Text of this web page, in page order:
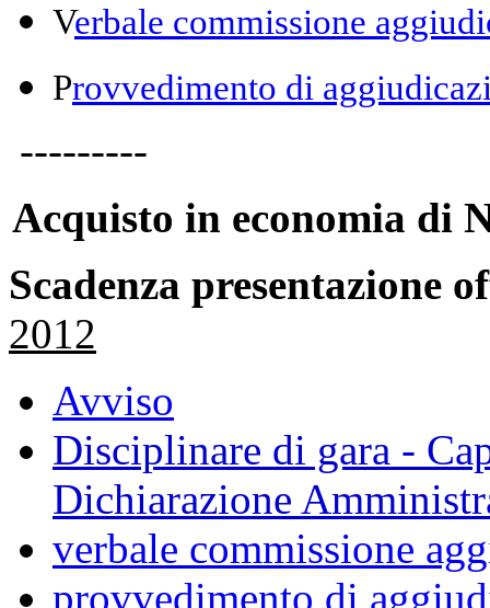
Verbale commissione
Provvedimento di
---------
Acquisto in economia di
Scadenza presentazione
2012
Avviso
Disciplinare di gara -
Dichiarazione
verbale commissione
provvedimento di